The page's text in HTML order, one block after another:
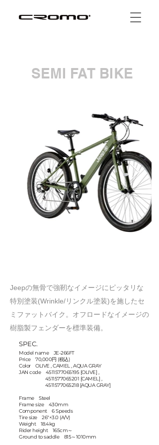
SEMI FAT BIKE
​Jeepの無骨で強靭なイメージにピッタリな
特別塗装(Wrinkle/リンクル塗装)を施したセ
ミファットバイク。オフロードなイメージの
樹脂製フェンダーを標準装備。
SPEC.
Model name JE-266FT
Price 70,000円 (税込)
Color OLIVE , CAMEL , AQUA GRAY
JAN code4511577065195[OLIVE] ,
4511577065201 [CAMEL] ,
4511577065218[AQUA GRAY]
Frame Steel
Frame size 430mm
Component 6 Speeds
Tire size 26"×3.0 (A/V)
Weight 18.4kg
Rider height 165cm～
Ground to saddle 815～1010mm